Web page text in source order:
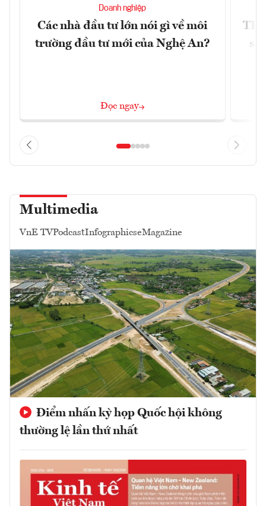
Doanh nghiệp
Các nhà đầu tư lớn nói gì về môi
trường đầu tư mới của Nghệ An?
Đọc ngay
Multimedia
VnE TVPodcastInfographicseMagazine
Điểm nhấn kỳ họp Quốc hội không
thường lệ lần thứ nhất